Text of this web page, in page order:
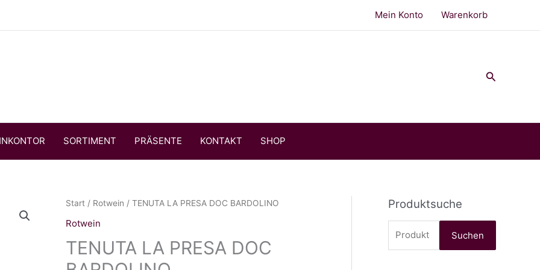
Mein Konto Warenkorb
Suchen
SORTIMENT PRÄSENTE KONTAKT SHOP
Start / Rotwein / TENUTA LA PRESA DOC BARDOLINO
Rotwein
TENUTA LA PRESA DOC
Produktsuche
u
Suchen